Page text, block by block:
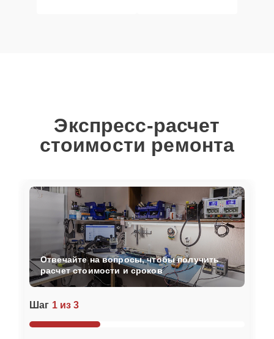
Экспресс-расчет
стоимости ремонта
Шаг 1 из 3
Отвечайте на вопросы, чтобы получить
расчет стоимости и сроков